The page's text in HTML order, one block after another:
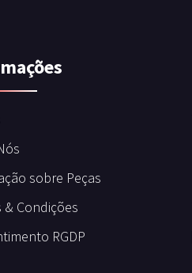
sobre Peças
& Condições
RGDP